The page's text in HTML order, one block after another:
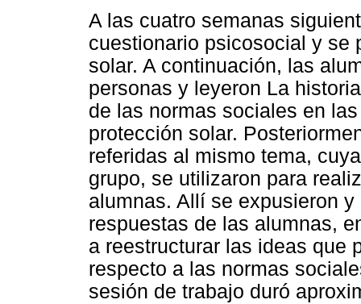
A las cuatro semanas
cuestionario psicosocial y se
solar. A continuación, las
personas y leyeron La
de las normas sociales en
protección solar.
referidas al mismo tema,
grupo, se utilizaron para
alumnas. Allí se expusieron
respuestas de las alumnas,
a reestructurar las ideas que
respecto a las normas
sesión de trabajo duró